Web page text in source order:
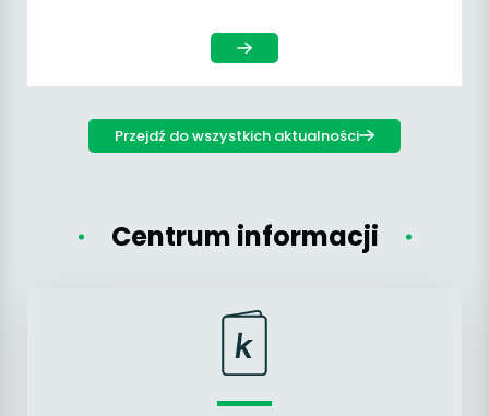
Przejdź do wszystkich aktualności
Centrum informacji